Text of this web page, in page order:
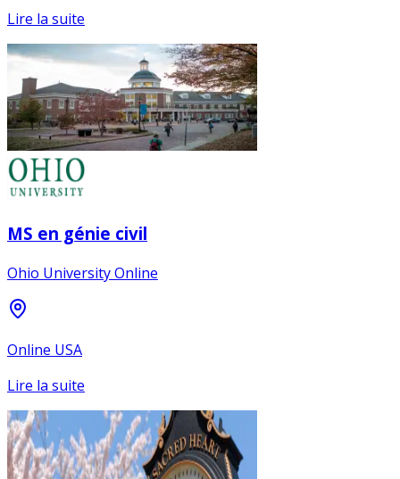
Lire la suite
MS en génie civil
Ohio University Online
Online USA
Lire la suite